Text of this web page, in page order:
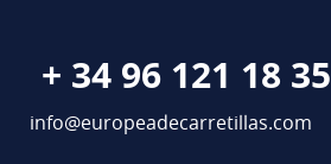
+ 34 96 121 18 35
info@europeadecarretillas.com